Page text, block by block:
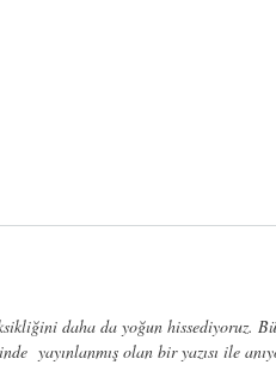
daha da yoğun hissediyoruz.
yayınlanmış olan bir yazısı ile